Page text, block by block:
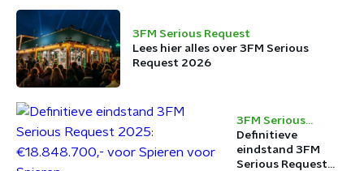
3FM Serious Request
Lees hier alles over 3FM Serious
Request 2026
3FM Serious
Request
Definitieve
eindstand 3FM
Serious Request